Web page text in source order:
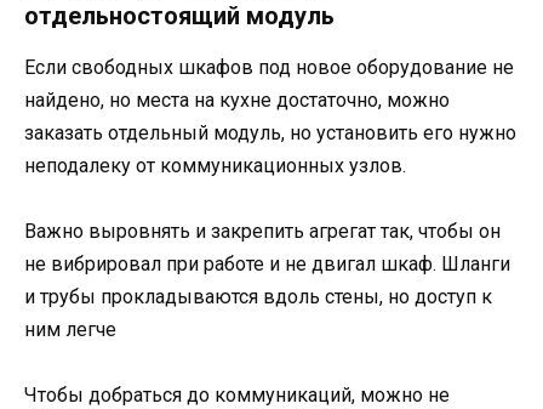
отдельностоящий модуль
Если свободных шкафов под новое оборудование не
найдено, но места на кухне достаточно, можно
заказать отдельный модуль, но установить его нужно
неподалеку от коммуникационных узлов.
Важно выровнять и закрепить агрегат так, чтобы он
не вибрировал при работе и не двигал шкаф. Шланги
и трубы прокладываются вдоль стены, но доступ к
ним легче
Чтобы добраться до коммуникаций, можно не